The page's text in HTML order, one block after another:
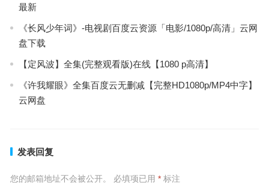
最新
《长风少年词》-电视剧百度云资源「电影/1080p/高清」云网
盘下载
【定风波】全集(完整观看版)在线【1080 p高清】
《许我耀眼》全集百度云无删减【完整HD1080p/MP4中字】
云网盘
发表回复
您的邮箱地址不会被公开。 必填项已用 *标注